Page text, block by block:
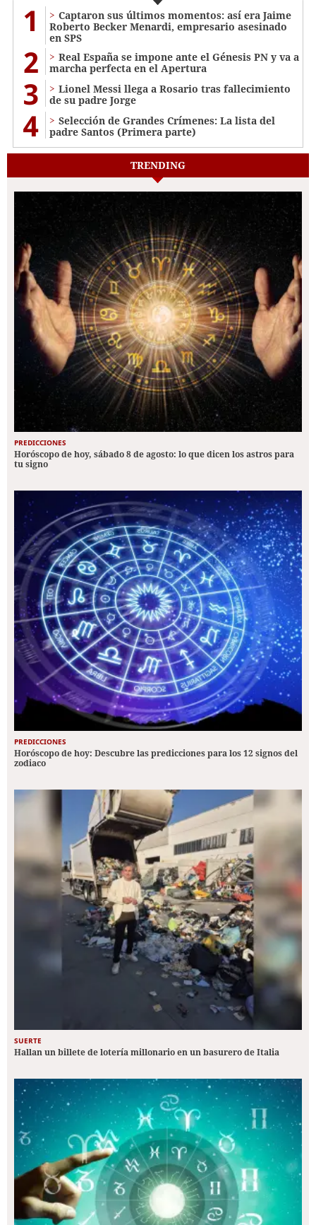
1
Captaron sus últimos momentos: así era Jaime
Roberto Becker Menardi​​​, empresario asesinado
en SPS
2
Real España se impone ante el Génesis PN y va a
marcha perfecta en el Apertura
3
Lionel Messi llega a Rosario tras fallecimiento
de su padre Jorge
4
Selección de Grandes Crímenes: La lista del
padre Santos (Primera parte)
TRENDING
PREDICCIONES
Horóscopo de hoy, sábado 8 de agosto: lo que dicen los astros para
tu signo
PREDICCIONES
Horóscopo de hoy: Descubre las predicciones para los 12 signos del
zodiaco
SUERTE
Hallan un billete de lotería millonario en un basurero de Italia